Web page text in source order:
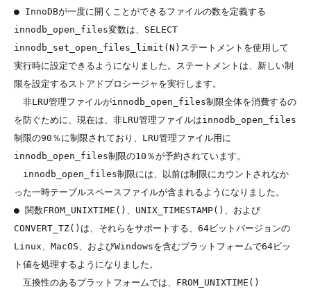
● InnoDBが一度に開くことができるファイルの数を定義する
innodb_open_files変数は、SELECT
innodb_set_open_files_limit(N)ステートメントを使用して
実行時に設定できるようになりました。ステートメントは、新しい制
限を設定するストアドプロシージャを実行します。
非LRU管理ファイルがinnodb_open_files制限全体を消費するの
を防ぐために、現在は、非LRU管理ファイルはinnodb_open_files
制限の90％に制限されており、LRU管理ファイル用に
innodb_open_files制限の10％が予約されています。
innodb_open_files制限には、以前は制限にカウントされなか
った一時テーブルスペースファイルが含まれるようになりました。
● 関数FROM_UNIXTIME()、UNIX_TIMESTAMP()、および
CONVERT_TZ()は、それらをサポートする、64ビットバージョンの
Linux、MacOS、およびWindowsを含むプラットフォームで64ビッ
ト値を処理するようになりました。
互換性のあるプラットフォームでは、FROM_UNIXTIME()